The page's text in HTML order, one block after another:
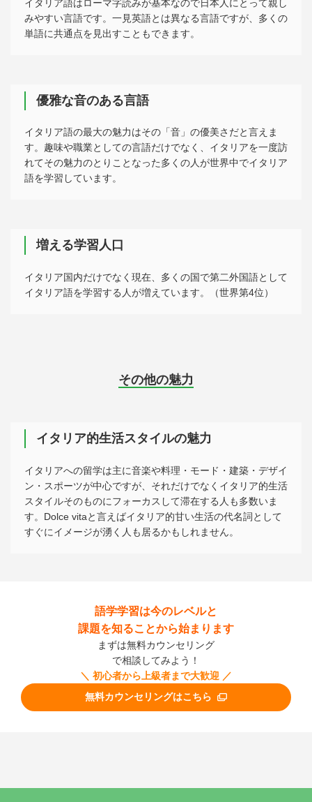
イタリア語はローマ字読みが基本なので日本人にとって親し
みやすい言語です。一見英語とは異なる言語ですが、多くの
単語に共通点を見出すこともできます。
優雅な音のある言語
イタリア語の最大の魅力はその「音」の優美さだと言えま
す。趣味や職業としての言語だけでなく、イタリアを一度訪
れてその魅力のとりことなった多くの人が世界中でイタリア
語を学習しています。
増える学習人口
イタリア国内だけでなく現在、多くの国で第二外国語として
イタリア語を学習する人が増えています。（世界第4位）
その他の魅力
イタリア的生活スタイルの魅力
イタリアへの留学は主に音楽や料理・モード・建築・デザイ
ン・スポーツが中心ですが、それだけでなくイタリア的生活
スタイルそのものにフォーカスして滞在する人も多数いま
す。Dolce vitaと言えばイタリア的甘い生活の代名詞として
すぐにイメージが湧く人も居るかもしれません。
語学学習は今のレベルと
課題を知ることから始まります
まずは無料カウンセリング
で相談してみよう！
＼ 初心者から上級者まで大歓迎 ／
無料カウンセリングはこちら